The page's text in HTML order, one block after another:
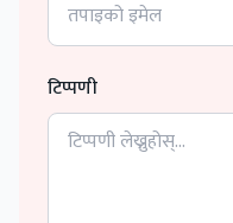
टिप्पणी